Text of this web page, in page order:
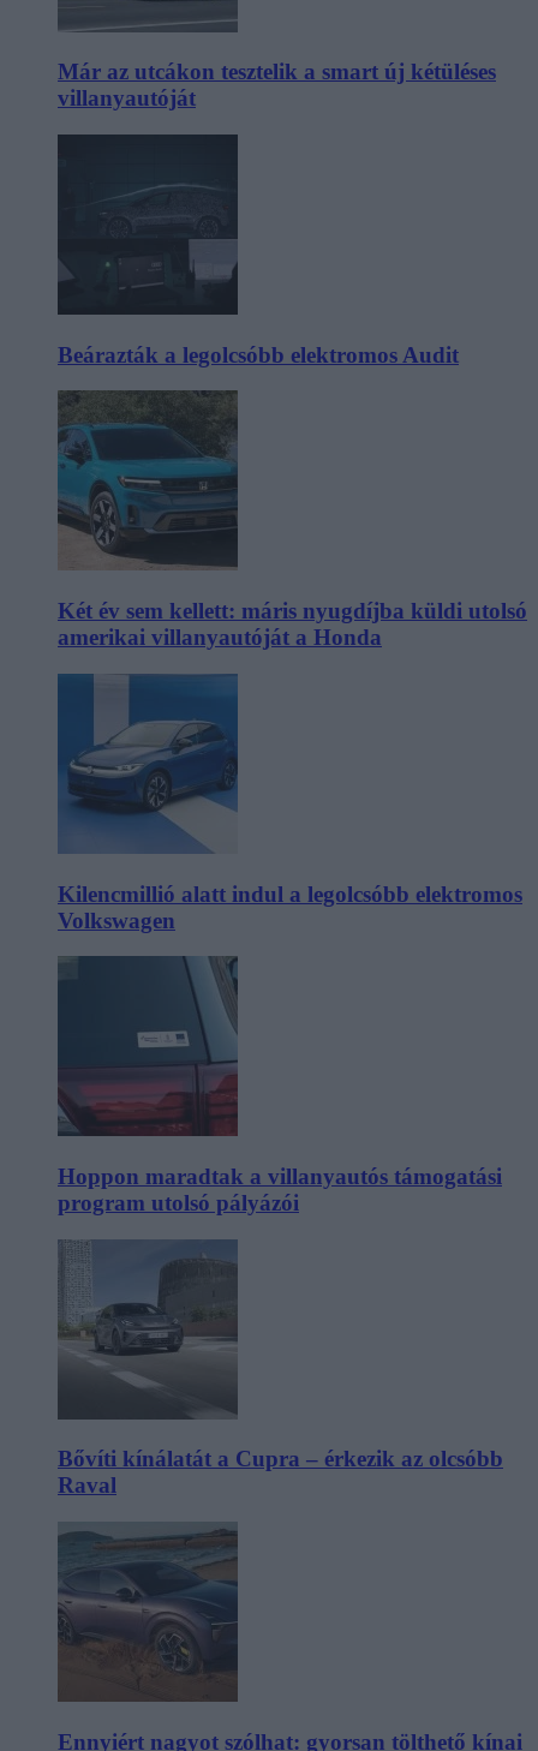
Már az utcákon tesztelik a smart új kétüléses
villanyautóját
Beárazták a legolcsóbb elektromos Audit
Két év sem kellett: máris nyugdíjba küldi utolsó
amerikai villanyautóját a Honda
Kilencmillió alatt indul a legolcsóbb elektromos
Volkswagen
Hoppon maradtak a villanyautós támogatási
program utolsó pályázói
Bővíti kínálatát a Cupra – érkezik az olcsóbb
Raval
Ennyiért nagyot szólhat: gyorsan tölthető kínai